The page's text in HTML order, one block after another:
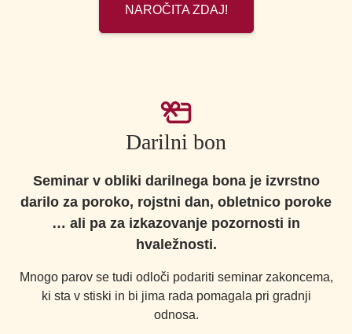
NAROČITA ZDAJ!
Darilni bon
Seminar v obliki darilnega bona je izvrstno
darilo za poroko, rojstni dan, obletnico poroke
… ali pa za izkazovanje pozornosti in
hvaležnosti.
Mnogo parov se tudi odloči podariti seminar zakoncema,
ki sta v stiski in bi jima rada pomagala pri gradnji
odnosa.